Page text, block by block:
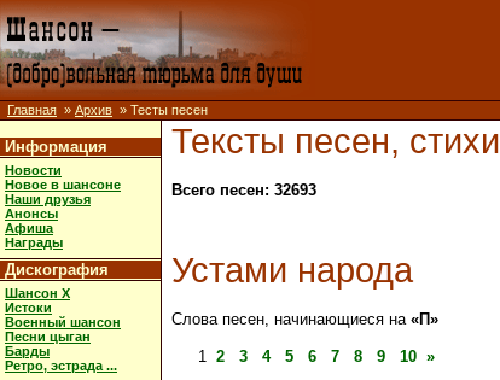
Главная » Архив » Тесты песен
Информация
Новости
Новое в шансоне
Наши друзья
Анонсы
Афиша
Награды
Дискография
Шансон X
Истоки
Военный шансон
Песни цыган
Барды
Ретро, эстрада ...
Тексты песен, стихи
Всего песен: 32693
Устами народа
Слова песен, начинающиеся на «П»
1 2 3 4 5 6 7 8 9 10 »